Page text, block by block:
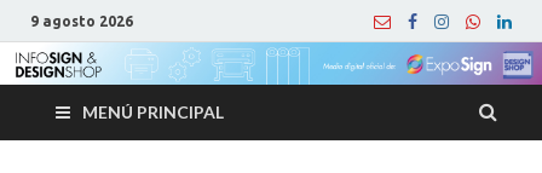
9 agosto 2026
MENÚ PRINCIPAL